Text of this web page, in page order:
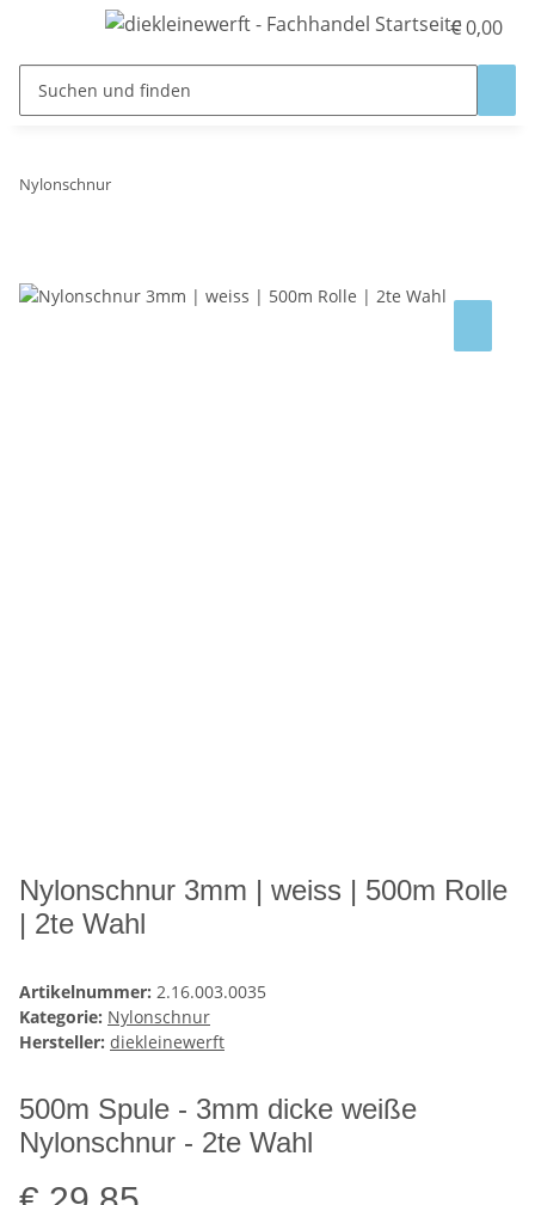
€ 0,00
Nylonschnur
Nylonschnur 3mm | weiss | 500m Rolle
| 2te Wahl
Artikelnummer: 2.16.003.0035
Kategorie: Nylonschnur
Hersteller: diekleinewerft
500m Spule - 3mm dicke weiße
Nylonschnur - 2te Wahl